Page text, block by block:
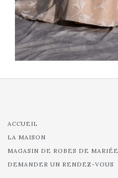
ACCUEIL
LA MAISON
MAGASIN DE ROBES DE MARIÉE
DEMANDER UN RENDEZ-VOUS